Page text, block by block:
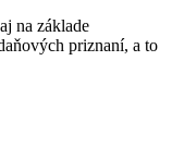
na základe
priznaní, a to